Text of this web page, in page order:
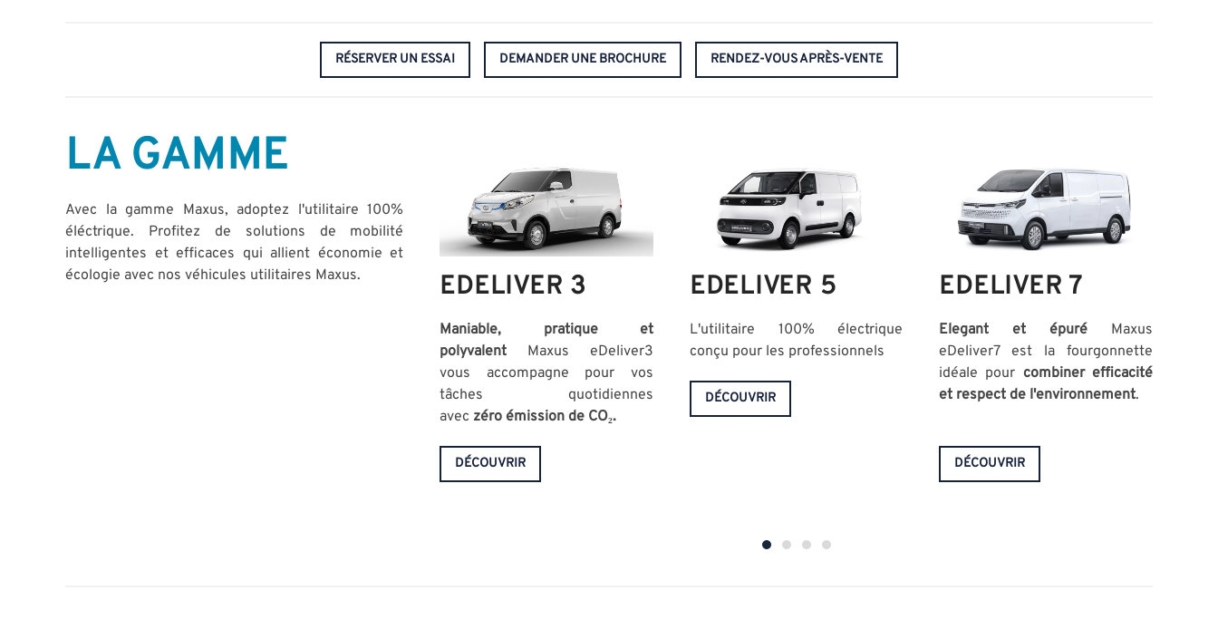
RÉSERVER UN ESSAI DEMANDER UNE BROCHURE RENDEZ-VOUS APRÈS-VENTE
LA GAMME
Avec la gamme Maxus, adoptez l'utilitaire 100%
éléctrique. Profitez de solutions de mobilité
intelligentes et efficaces qui allient économie et
écologie avec nos véhicules utilitaires Maxus.
EDELIVER 3
Maniable, pratique et
polyvalent Maxus eDeliver3
vous accompagne pour vos
tâches quotidiennes
avec zéroémission de CO₂.
DÉCOUVRIR
EDELIVER 5
L'utilitaire 100% électrique
conçu pour les professionnels
DÉCOUVRIR
EDELIVER 7
Elegant et épuréMaxus
eDeliver7 est la fourgonnette
idéale pour combiner efficacité
et respect de l'environnement.
DÉCOUVRIR